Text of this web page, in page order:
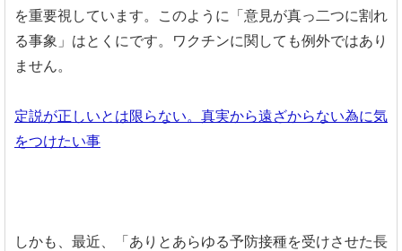
を重要視しています。このように「意見が真っ二つに割れ
る事象」はとくにです。ワクチンに関しても例外ではあり
ません。
定説が正しいとは限らない。真実から遠ざからない為に気
をつけたい事
しかも、最近、「ありとあらゆる予防接種を受けさせた長